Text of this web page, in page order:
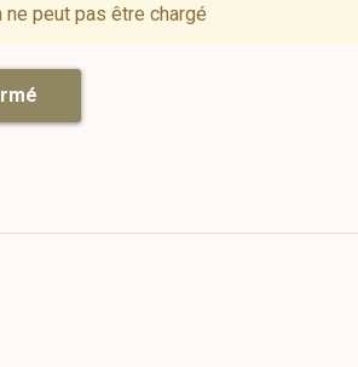
ne peut pas être chargé